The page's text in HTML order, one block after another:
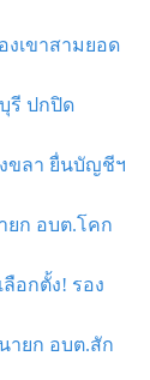
งเขาสามยอด
รี ปกปิด
ขลา ยื่นบัญชีฯ
ยก อบต.โคก
อกตั้ง! รอง
ายก อบต.สัก